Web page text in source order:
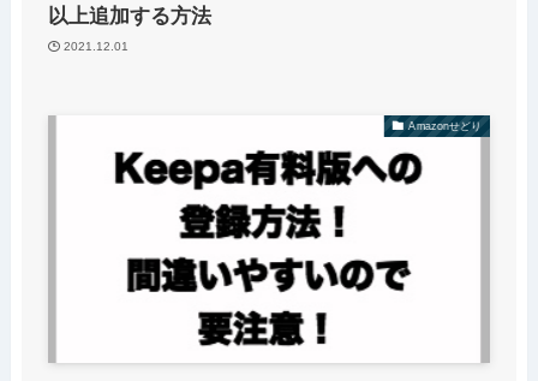
以上追加する方法
2021.12.01
Amazonせどり